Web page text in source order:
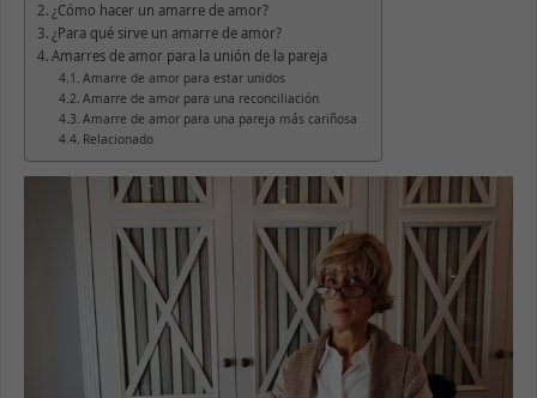
¿Cómo hacer un amarre de amor?
¿Para qué sirve un amarre de amor?
Amarres de amor para la unión de la pareja
Amarre de amor para estar unidos
Amarre de amor para una reconciliación
Amarre de amor para una pareja más cariñosa
Relacionado